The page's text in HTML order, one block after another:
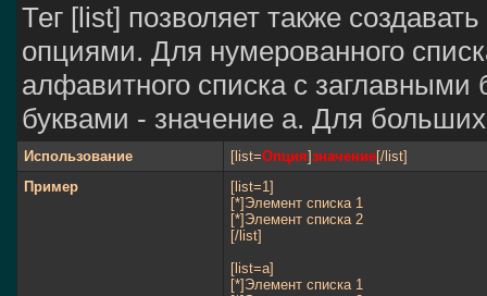
Тег [list] позволяет также
опциями. Для нумерованного
алфавитного списка с
буквами - значение а. Для
Использование [list=Опция]значение[/list]
Пример
[list=1]
[*]Элемент списка 1
[*]Элемент списка 2
[/list]
[list=a]
[*]Элемент списка 1